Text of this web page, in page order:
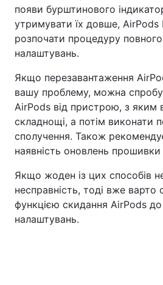
появи бурштинового
утримувати їх довше,
розпочати процедуру
налаштувань.
Якщо перезавантаження
вашу проблему, можна
AirPods від пристрою, з яким
складнощі, а потім виконати
сполучення. Також
наявність оновлень прошивки
Якщо жоден із цих способів
несправність, тоді вже варто
функцією скидання AirPods
налаштувань.